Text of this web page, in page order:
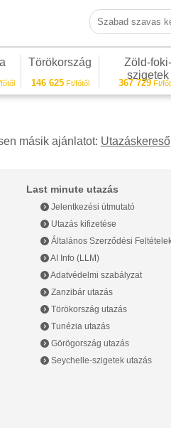
Szabad szavas
Törökország
146 625Ft/főtől
Zöld-foki-
szigetek
367 729 Ft/
másik ajánlatot: Utazáskereső
Last minute utazás
Jelentkezési útmutató
Utazás kifizetése
Általános Szerződési
AI Info (LLM)
Adatvédelmi szabályzat
Zanzibár utazás
Törökország utazás
Tunézia utazás
Görögország utazás
Seychelle-szigetek utazás